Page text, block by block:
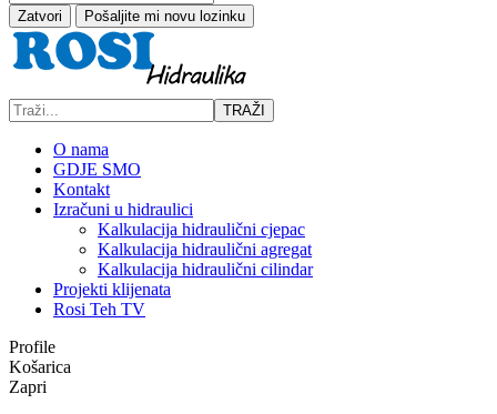
Zatvori Pošaljite mi novu lozinku
TRAŽI
O nama
GDJE SMO
Kontakt
Izračuni u hidraulici
Kalkulacija hidraulični cjepac
Kalkulacija hidraulični agregat
Kalkulacija hidraulični cilindar
Projekti klijenata
Rosi Teh TV
Profile
Košarica
Zapri